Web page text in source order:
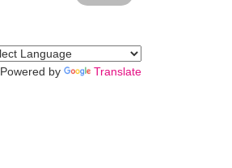
Powered by Translate